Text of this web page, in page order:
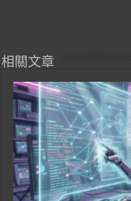
相關文章